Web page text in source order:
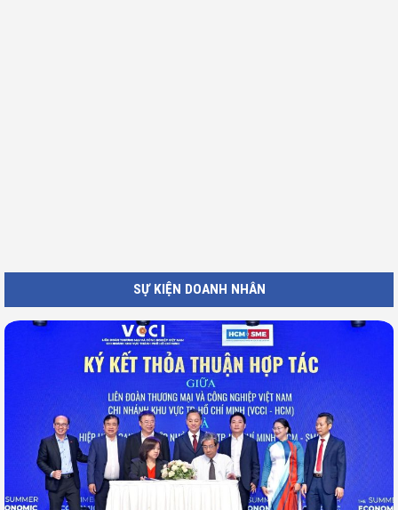
SỰ KIỆN DOANH NHÂN